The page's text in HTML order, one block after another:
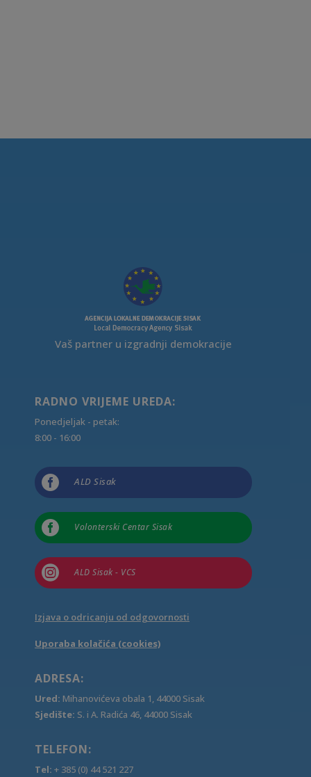
Vaš partner u izgradnji demokracije
RADNO VRIJEME UREDA:
Ponedjeljak - petak:
8:00 - 16:00
 ALD Sisak
 Volonterski Centar Sisak
 ALD Sisak - VCS
Izjava o odricanju od odgovornosti
Uporaba kolačića (cookies)
ADRESA:
Ured: Mihanovićeva obala 1, 44000 Sisak
Sjedište: S. i A. Radića 46, 44000 Sisak
TELEFON:
Tel: + 385 (0) 44 521 227